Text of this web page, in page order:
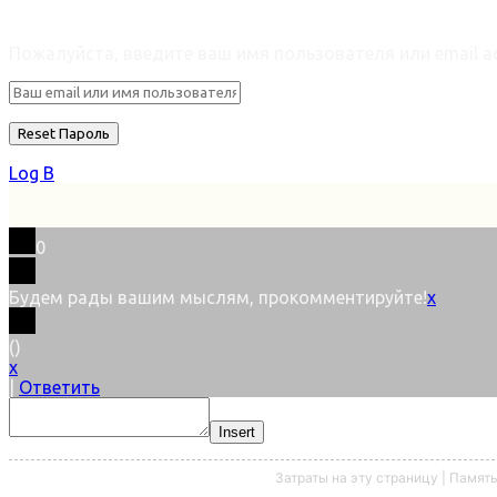
Log В
0
Будем рады вашим мыслям, прокомментируйте!x
()
x
Ответить
Insert
Затраты на эту страницу |